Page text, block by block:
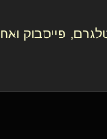
פייסבוק